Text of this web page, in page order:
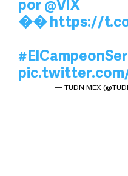
por @VIX
�� https://
pic.twitter.com/
— TUDN MEX